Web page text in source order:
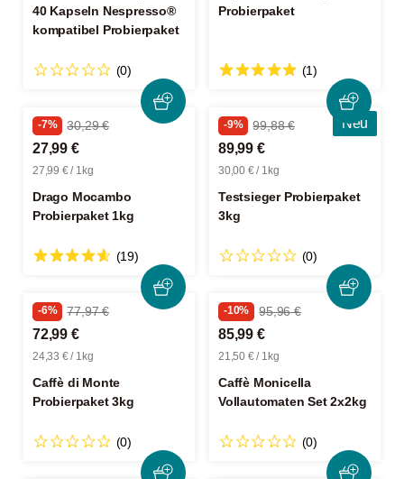
40 Kapseln Nespresso®
kompatibel Probierpaket
(0)
Probierpaket
(1)
-7% 30,29 €
27,99 €
27,99 € / 1kg
Drago Mocambo
Probierpaket 1kg
(19)
Neu
-9% 99,88 €
89,99 €
30,00 € / 1kg
Testsieger Probierpaket
3kg
(0)
-6% 77,97 €
72,99 €
24,33 € / 1kg
Caffè di Monte
Probierpaket 3kg
(0)
-10% 95,96 €
85,99 €
21,50 € / 1kg
Caffè Monicella
Vollautomaten Set 2x2kg
(0)